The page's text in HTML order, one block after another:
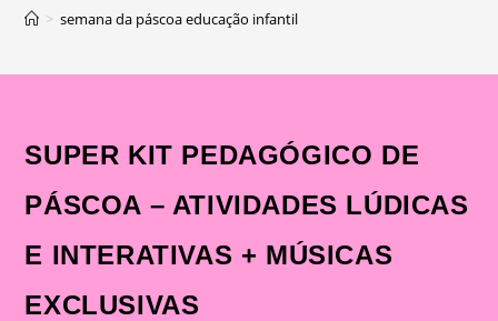
> semana da páscoa educação infantil
SUPER KIT PEDAGÓGICO DE
PÁSCOA – ATIVIDADES LÚDICAS
E INTERATIVAS + MÚSICAS
EXCLUSIVAS